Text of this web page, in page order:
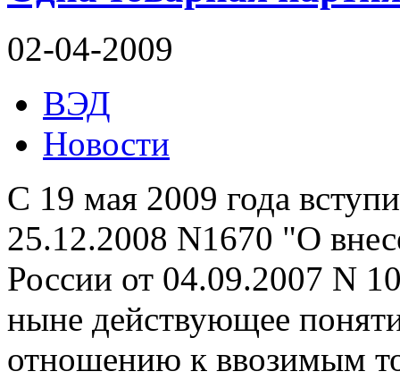
02-04-2009
ВЭД
Новости
С 19 мая 2009 года
25.12.2008 N1670 "О
России от 04.09.2007 N
ныне действующее
отношению к ввозимым